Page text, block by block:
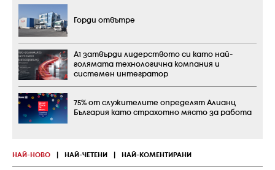
НАЙ-НОВО НАЙ-ЧЕТЕНИ НАЙ-КОМЕНТИРАНИ
Горди отвътре
А1 затвърди лидерството си като най-
голямата технологична компания и
системен интегратор
75% от служителите определят Алианц
България като страхотно място за работа